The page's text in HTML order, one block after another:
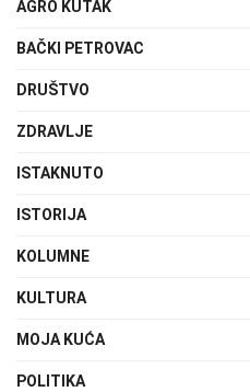
AGRO KUTAK
BAČKI PETROVAC
DRUŠTVO
ZDRAVLJE
ISTAKNUTO
ISTORIJA
KOLUMNE
KULTURA
MOJA KUĆA
POLITIKA